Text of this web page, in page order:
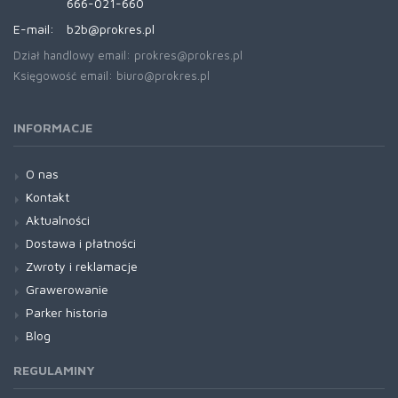
E-mail:
b2b@prokres.pl
Dział handlowy email: prokres@prokres.pl
Księgowość email: biuro@prokres.pl
INFORMACJE
O nas
Kontakt
Aktualności
Dostawa i płatności
Zwroty i reklamacje
Grawerowanie
Parker historia
Blog
REGULAMINY